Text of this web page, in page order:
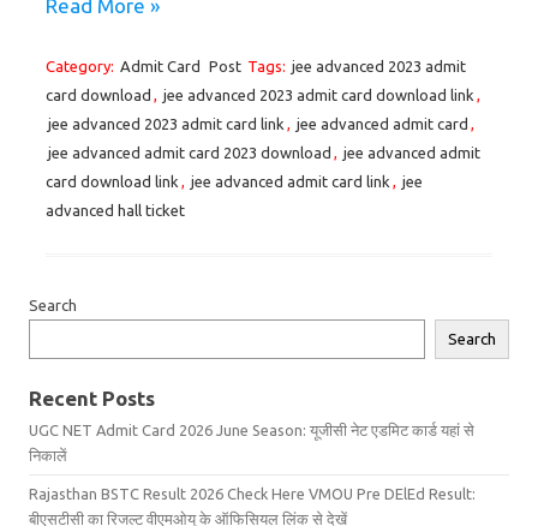
Read More »
Category: Admit Card Post Tags: jee advanced 2023 admit
card download , jee advanced 2023 admit card download link ,
jee advanced 2023 admit card link , jee advanced admit card ,
jee advanced admit card 2023 download , jee advanced admit
card download link , jee advanced admit card link , jee
advanced hall ticket
Search
Search
Recent Posts
UGC NET Admit Card 2026 June Season: यूजीसी नेट एडमिट कार्ड यहां से
निकालें
Rajasthan BSTC Result 2026 Check Here VMOU Pre DElEd Result:
बीएसटीसी का रिजल्ट वीएमओयू के ऑफिसियल लिंक से देखें